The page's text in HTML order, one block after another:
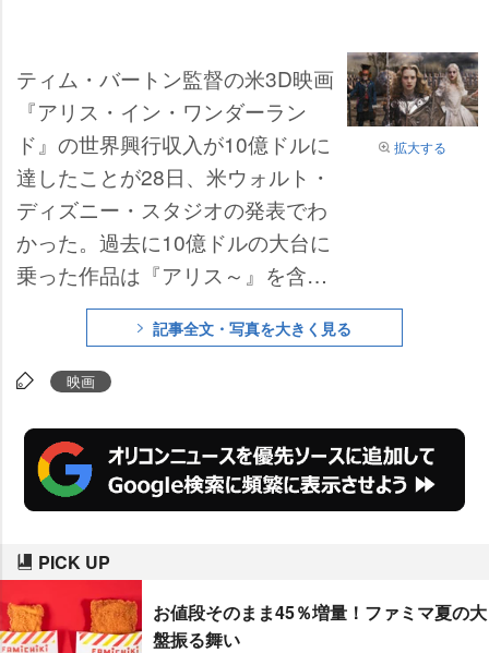
拡大する
ティム・バートン監督の米3D映画
『アリス・イン・ワンダーラン
ド』の世界興行収入が10億ドルに
達したことが28日、米ウォルト・
ディズニー・スタジオの発表でわ
かった。過去に10億ドルの大台に
乗った作品は『アリス～』を含め
て6作品しかなく、『タイタニッ
ク』『アバター』に続く快挙を成
し遂げた。
記事全文・写真を大きく見る
映画
PICK UP
お値段そのまま45％増量！ファミマ夏の大
盤振る舞い